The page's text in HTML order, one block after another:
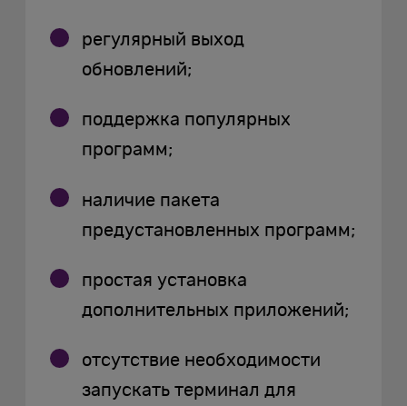
регулярный выход
обновлений;
поддержка популярных
программ;
наличие пакета
предустановленных программ;
простая установка
дополнительных приложений;
отсутствие необходимости
запускать терминал для